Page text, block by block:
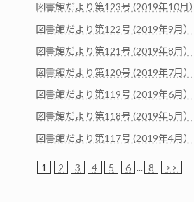
図書館だより第123号 (2019年10月）
図書館だより第122号 (2019年9月）
図書館だより第121号 (2019年8月）
図書館だより第120号 (2019年7月）
図書館だより第119号 (2019年6月）
図書館だより第118号 (2019年5月）
図書館だより第117号 (2019年4月）
1 2 3 4 5 6 ... 8 >>